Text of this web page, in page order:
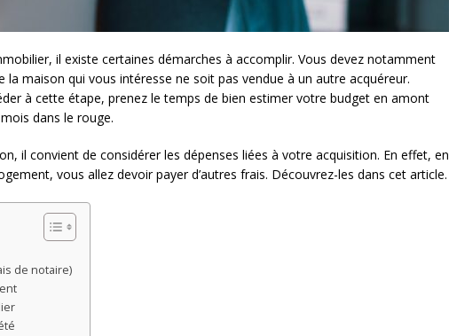
il existe certaines démarches à accomplir. Vous devez notamment
la maison qui vous intéresse ne soit pas vendue à un autre acquéreur.
à cette étape, prenez le temps de bien estimer votre budget en amont
dans le rouge.
il convient de considérer les dépenses liées à votre acquisition. En effet, en
vous allez devoir payer d’autres frais. Découvrez-les dans cet article.
de notaire)